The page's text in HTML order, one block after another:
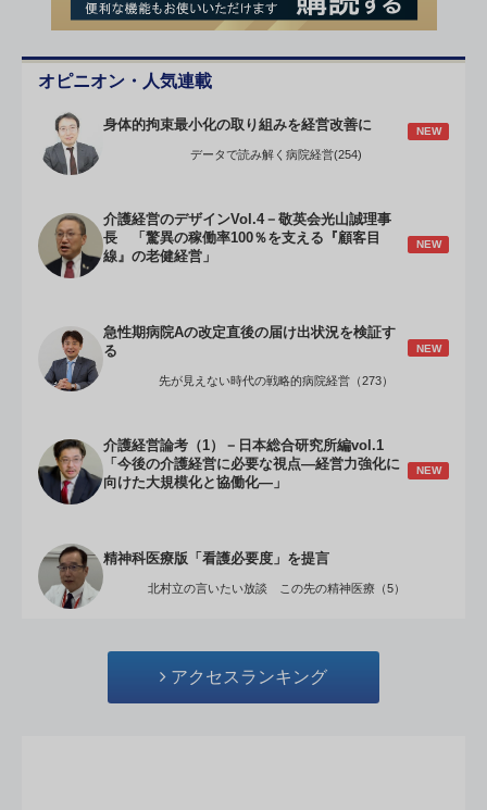
オピニオン・人気連載
身体的拘束最小化の取り組みを経営改善に NEW
データで読み解く病院経営(254)
介護経営のデザインVol.4－敬英会光山誠理事
長 「驚異の稼働率100％を支える『顧客目
線』の老健経営」
NEW
急性期病院Aの改定直後の届け出状況を検証す
る
NEW
先が見えない時代の戦略的病院経営（273）
介護経営論考（1）－日本総合研究所編vol.1
「今後の介護経営に必要な視点―経営力強化に
向けた大規模化と協働化―」
NEW
精神科医療版「看護必要度」を提言
北村立の言いたい放談 この先の精神医療（5）
アクセスランキング